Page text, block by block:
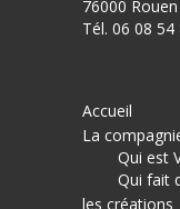
76000 Rouen
Tél. 06 08 54
Accueil
La
Qui est
Qui fait
les créations